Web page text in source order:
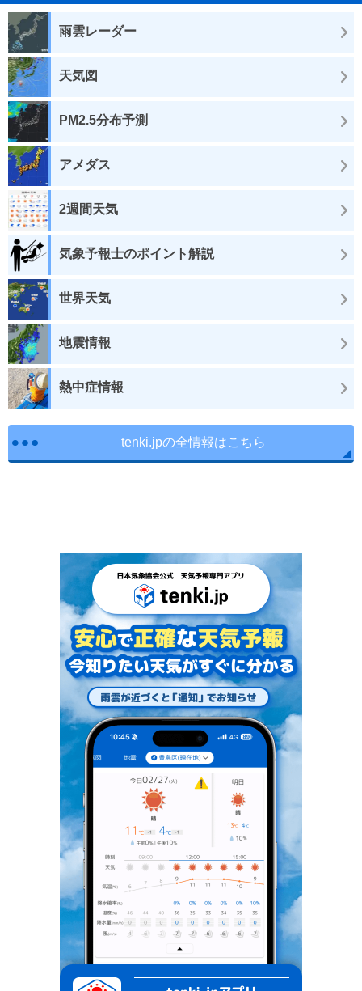
雨雲レーダー
天気図
PM2.5分布予測
アメダス
2週間天気
気象予報士のポイント解説
世界天気
地震情報
熱中症情報
tenki.jpの全情報はこちら